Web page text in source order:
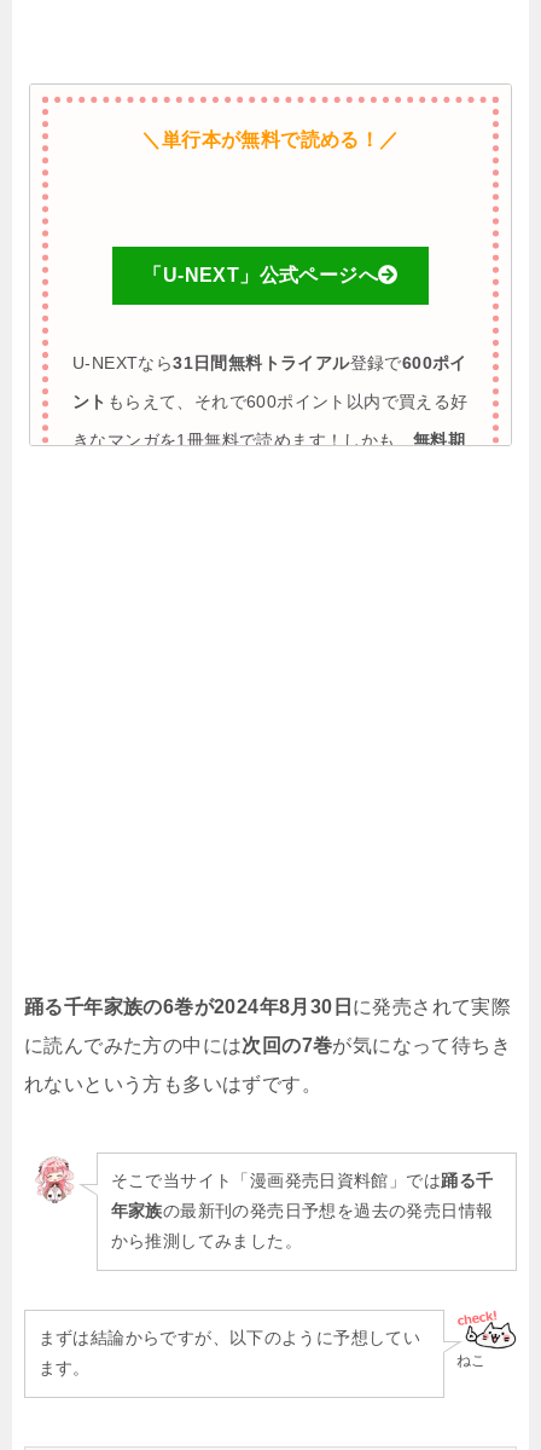
＼単行本が無料で読める！／
「U-NEXT」公式ページへ
U-NEXTなら31日間無料トライアル登録で600ポイ
ント もらえて、それで600ポイント以内で買える好
きなマンガを1冊無料で読めます！しかも、無料期
踊る千年家族の6巻が2024年8月30日 に発売されて実際
に読んでみた方の中には次回の7巻が気になって待ちき
れないという方も多いはずです。
そこで当サイト「漫画発売日資料館」では踊る千
年家族の最新刊の発売日予想を過去の発売日情報
から推測してみました。
ねこ
まずは結論からですが、以下のように予想してい
ます。